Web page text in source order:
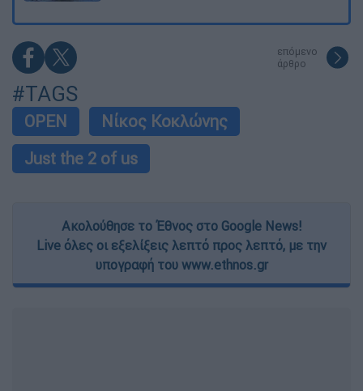
επόμενο
άρθρο
#TAGS
OPEN
Νίκος Κοκλώνης
Just the 2 of us
Ακολούθησε το Έθνος στο Google News!
Live όλες οι εξελίξεις λεπτό προς λεπτό, με την
υπογραφή του www.ethnos.gr